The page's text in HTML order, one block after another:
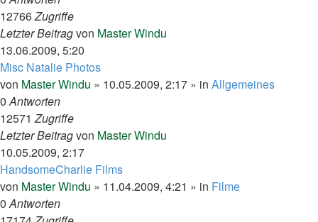
12766Zugriffe
Letzter Beitragvon Master Windu
13.06.2009, 5:20
Misc Natalie Photos
von Master Windu » 10.05.2009, 2:17 » in Allgemeines
0Antworten
12571Zugriffe
Letzter Beitragvon Master Windu
10.05.2009, 2:17
HandsomeCharlie Films
von Master Windu » 11.04.2009, 4:21 » in Filme
0Antworten